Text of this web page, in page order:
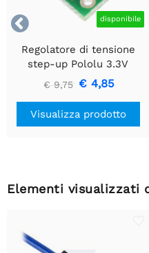
 disponibile
Regolatore di tensione
step-up Pololu 3.3V
U1V10F3
€ 9,75 € 4,85
Visualizza prodotto
Elementi visualizzati